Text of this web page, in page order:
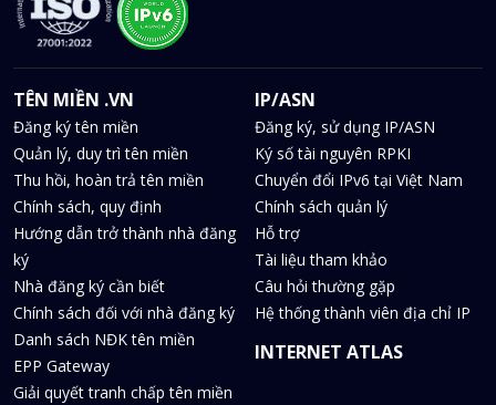
TÊN MIỀN .VN
Đăng ký tên miền
Quản lý, duy trì tên miền
Thu hồi, hoàn trả tên miền
Chính sách, quy định
Hướng dẫn trở thành nhà đăng
ký
Nhà đăng ký cần biết
Chính sách đối với nhà đăng ký
Danh sách NĐK tên miền
EPP Gateway
Giải quyết tranh chấp tên miền
IP/ASN
Đăng ký, sử dụng IP/ASN
Ký số tài nguyên RPKI
Chuyển đổi IPv6 tại Việt Nam
Chính sách quản lý
Hỗ trợ
Tài liệu tham khảo
Câu hỏi thường gặp
Hệ thống thành viên địa chỉ IP
INTERNET ATLAS